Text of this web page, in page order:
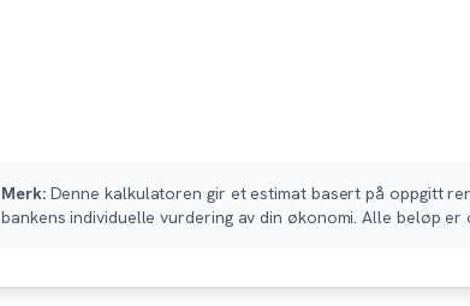
Merk:Denne kalkulatoren gir et estimat basert på oppgitt
bankens individuelle vurdering av din økonomi. Alle beløp